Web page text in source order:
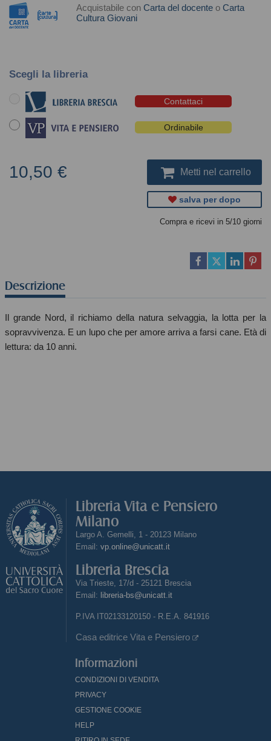
Acquistabile con Carta del docente o Carta
Cultura Giovani
Scegli la libreria
Contattaci
Ordinabile
10,50 € Metti nel carrello
salva per dopo
Compra e ricevi in 5/10 giorni
Descrizione
Il grande Nord, il richiamo della natura selvaggia, la lotta per la
sopravvivenza. E un lupo che per amore arriva a farsi cane. Età di
lettura: da 10 anni.
Libreria Vita e Pensiero
Milano
Largo A. Gemelli, 1 - 20123 Milano
Email: vp.online@unicatt.it
Libreria Brescia
Via Trieste, 17/d - 25121 Brescia
Email: libreria-bs@unicatt.it
P.IVA IT02133120150 - R.E.A. 841916
Casa editrice Vita e Pensiero
Informazioni
CONDIZIONI DI VENDITA
PRIVACY
GESTIONE COOKIE
HELP